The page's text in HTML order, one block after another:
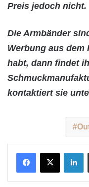
Preis jedoch nicht.
Die Armbänder
Werbung aus dem
habt, dann findet
kontaktiert sie